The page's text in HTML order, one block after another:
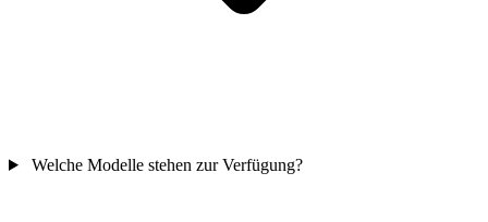
Welche Modelle stehen zur Verfügung?